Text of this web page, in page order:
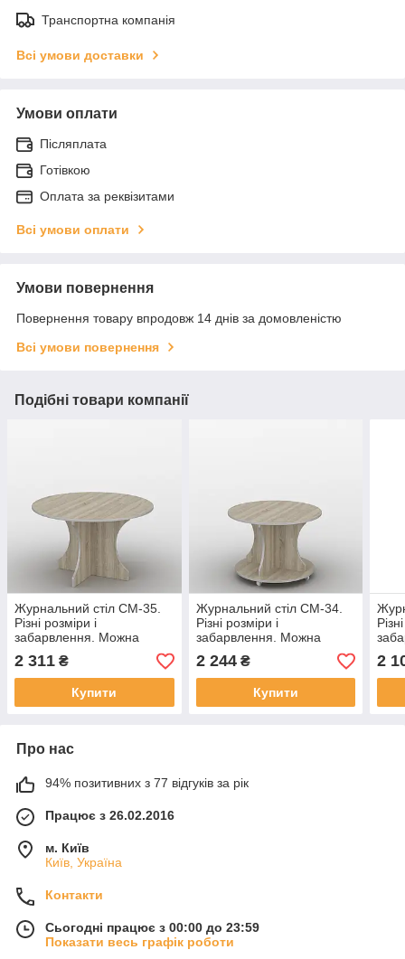
Транспортна компанія
Всі умови доставки
Умови оплати
Післяплата
Готівкою
Оплата за реквізитами
Всі умови оплати
Умови повернення
Повернення товару впродовж 14 днів за домовленістю
Всі умови повернення
Подібні товари компанії
Журнальний стіл СМ-35.
Різні розміри і
забарвлення. Можна
купувати окремі
комплектуючі.
2 311 ₴
Купити
Журнальний стіл СМ-34.
Різні розміри і
забарвлення. Можна
купувати окремі
комплектуючі.
2 244₴
Купити
2
Про нас
94% позитивних з 77 відгуків за рік
Працює з 26.02.2016
м. Київ
Київ, Україна
Контакти
Сьогодні працює з 00:00 до 23:59
Показати весь графік роботи